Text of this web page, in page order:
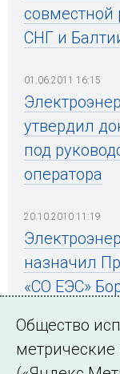
совместной
СНГ и
01.06.2011 16:15
утвердил
под
оператора
20.10.2010 11:19
назначил
«СО ЕЭС»
Общество